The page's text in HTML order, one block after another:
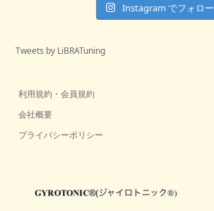
Instagram でフォロー
Tweets by LiBRATuning
利用規約・会員規約
会社概要
プライバシーポリシー